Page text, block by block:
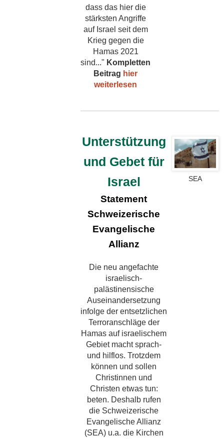
dass das hier die
stärksten Angriffe
auf Israel seit dem
Krieg gegen die
Hamas 2021
sind..." Kompletten
Beitrag hier
weiterlesen
Unterstützung
und Gebet für
Israel
Statement
Schweizerische
Evangelische
Allianz
Die neu angefachte
israelisch-
palästinensische
Auseinandersetzung
infolge der entsetzlichen
Terroranschläge der
Hamas auf israelischem
Gebiet macht sprach-
und hilflos. Trotzdem
können und sollen
Christinnen und
Christen etwas tun:
beten. Deshalb rufen
die Schweizerische
Evangelische Allianz
(SEA) u.a. die Kirchen
SEA